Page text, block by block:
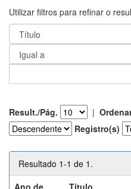
Utilizar filtros para refinar o
Result./Pág. |
Registro(s)
Resultado 1-1 de 1.
Ano de
Título